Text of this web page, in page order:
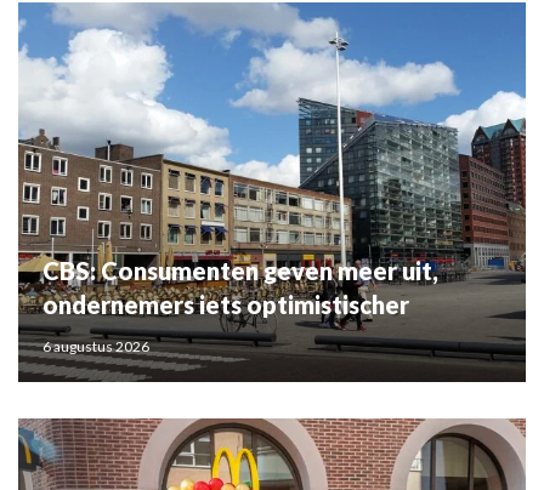
CBS: Consumenten geven meer uit,
ondernemers iets optimistischer
6 augustus 2026